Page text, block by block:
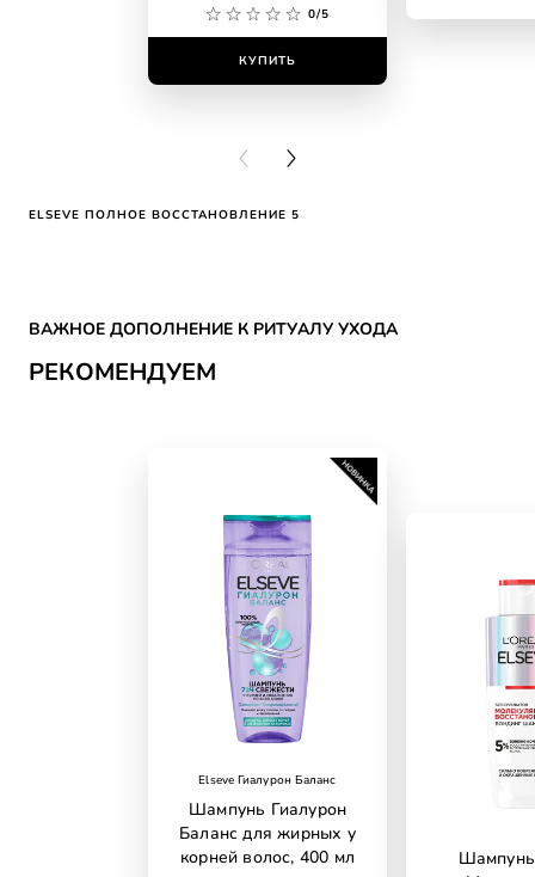
0/5
КУПИТЬ
PREVIOUS CARD
NEXT CARD
ELSEVE ПОЛНОЕ ВОССТАНОВЛЕНИЕ 5
РЕКОМЕНДУЕМ
ВАЖНОЕ ДОПОЛНЕНИЕ К РИТУАЛУ УХОДА
Elseve Гиалурон Баланс
Шампунь Гиалурон
Баланс для жирных у
корней волос, 400 мл
Шампунь